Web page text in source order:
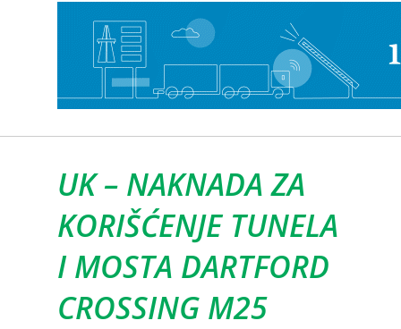
UK – NAKNADA ZA
KORIŠĆENJE TUNELA
I MOSTA DARTFORD
CROSSING M25